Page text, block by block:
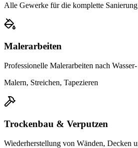
Alle Gewerke für die komplette
Malerarbeiten
Professionelle Malerarbeiten nach
Malern, Streichen, Tapezieren
Trockenbau & Verputzen
Wiederherstellung von Wänden, Decken